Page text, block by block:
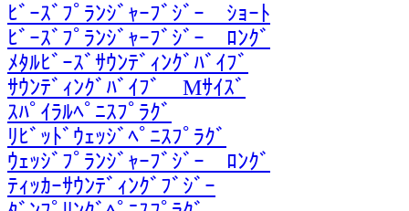
ﾋﾞｰｽﾞﾌﾟﾗﾝｼﾞｬｰﾌﾞｼﾞｰ ｼｮｰﾄ
ﾋﾞｰｽﾞﾌﾟﾗﾝｼﾞｬｰﾌﾞｼﾞｰ ﾛﾝｸﾞ
ﾒﾀﾙﾋﾞｰｽﾞｻｳﾝﾃﾞｨﾝｸﾞﾊﾞｲﾌﾞ
ｻｳﾝﾃﾞｨﾝｸﾞﾊﾞｲﾌﾞ Mｻｲｽﾞ
ｽﾊﾟｲﾗﾙﾍﾟﾆｽﾌﾟﾗｸﾞ
ﾘﾋﾞｯﾄﾞｳｪｯｼﾞﾍﾟﾆｽﾌﾟﾗｸﾞ
ｳｪｯｼﾞﾌﾟﾗﾝｼﾞｬｰﾌﾞｼﾞｰ ﾛﾝｸﾞ
ﾃｨｯｶｰｻｳﾝﾃﾞｨﾝｸﾞﾌﾞｼﾞｰ